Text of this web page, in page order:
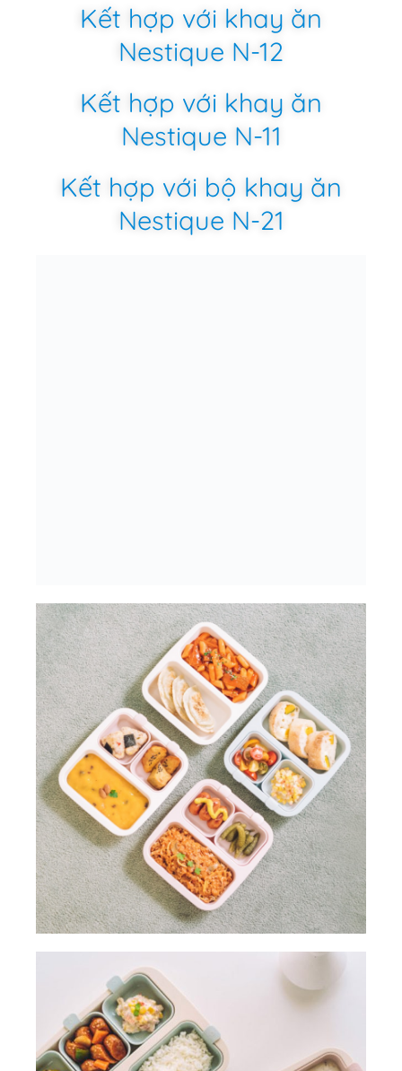
Kết hợp với khay ăn
Nestique N-12
Kết hợp với khay ăn
Nestique N-11
Kết hợp với bộ khay ăn
Nestique N-21